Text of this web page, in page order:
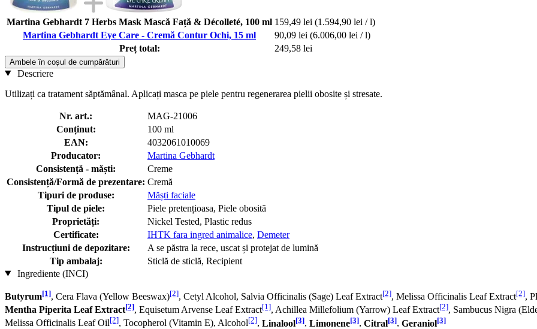
Martina Gebhardt 7 Herbs Mask Mască Față & Décolleté, 100 ml 159,49 lei (1.594,90 lei / l)
Martina Gebhardt Eye Care - Cremă Contur Ochi, 15 ml
90,09 lei (6.006,00 lei / l)
Preț total:
249,58 lei
Ambele în coșul de cumpărături
Descriere
Utilizați ca tratament săptămânal. Aplicați masca pe piele pentru regenerarea pielii obosite și stresate.
Nr. art.:
MAG-21006
Conținut:
100 ml
EAN:
4032061010069
Producator:
Martina Gebhardt
Consistență - măști:
Creme
Consistență/Formă de prezentare: Cremă
Tipuri de produse:
Măști faciale
Tipul de piele:
Piele pretențioasa, Piele obosită
Proprietăți:
Nickel Tested, Plastic redus
Certificate:
IHTK fara ingred animalice, Demeter
Instrucțiuni de depozitare:
A se păstra la rece, uscat și protejat de lumină
Tip ambalaj:
Sticlă de sticlă, Recipient
Ingrediente (INCI)
Butyrum[1], Cera Flava (Yellow Beeswax)[2], Cetyl Alcohol, Salvia Officinalis (Sage) Leaf Extract[2], Melissa Officinalis Leaf Extract[2],
Mentha Piperita Leaf Extract[2], Equisetum Arvense Leaf Extract[1], Achillea Millefolium (Yarrow) Leaf Extract[2], Sambucus Nigra
Melissa Officinalis Leaf Oil[2], Tocopherol (Vitamin E), Alcohol[2], Linalool[3], Limonene[3], Citral[3], Geraniol[3]